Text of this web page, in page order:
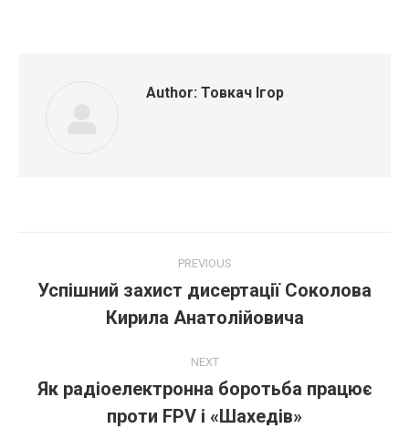
Author: Товкач Ігор
navigation
PREVIOUS
Previous
post:
Успішний захист дисертації Соколова
Кирила Анатолійовича
NEXT
post:
Як радіоелектронна боротьба працює
проти FPV і «Шахедів»